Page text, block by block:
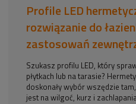
Profile LED
rozwiązanie do
zastosowań
Szukasz profilu LED, który
płytkach lub na tarasie?
doskonały wybór wszędzie
jest na wilgoć, kurz i